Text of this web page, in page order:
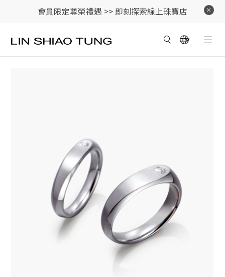
會員限定尊榮禮遇 >> 即刻探索線上珠寶店